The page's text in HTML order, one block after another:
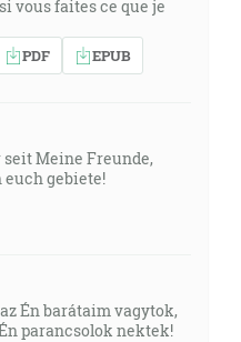
vous faites ce que je
PDF EPUB
seit Meine Freunde,
gebiete!
az Én barátaim vagytok,
parancsolok nektek!